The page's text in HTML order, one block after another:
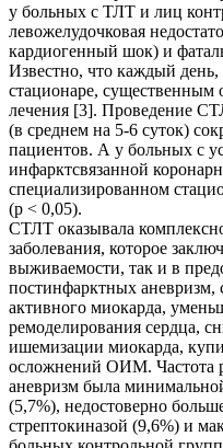
у больных с ТЛТ и лиц
левожелудочковая
кардиогенный шок) и
Известно, что каждый
стационаре, существенным
лечения [3]. Проведение
(в среднем на 5-6 суток)
пациентов. А у больных с
инфарктсвязанной
специализированном
(р < 0,05).
СТЛТ оказывала
заболевания, которое
выживаемости, так и в
постинфарктных
активного миокарда,
ремоделирования сердца,
ишемизации миокарда,
осложнений ОИМ. Частота
аневризм была
(5,7%), недостоверно
стрептокиназой (9,6%) и